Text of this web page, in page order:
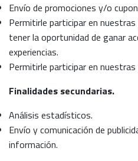
Envío de promociones y/o
Permitirle participar en
tener la oportunidad de ganar
experiencias.
Permitirle participar en
Finalidades secundarias.
Análisis estadísticos.
Envío y comunicación de
información.